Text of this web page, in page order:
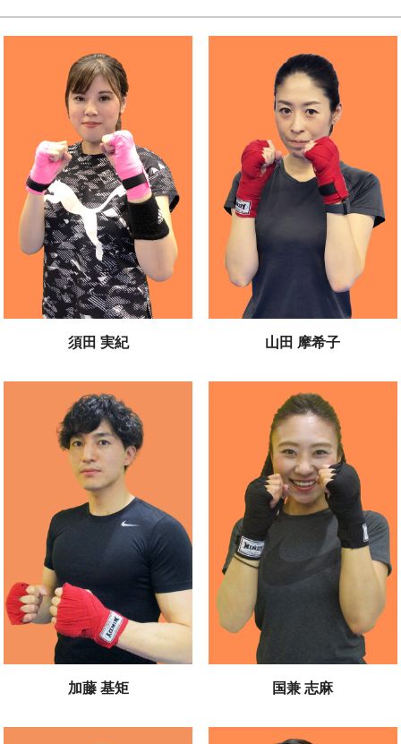
須田 実紀 山田 摩希子
加藤 基矩 国兼 志麻